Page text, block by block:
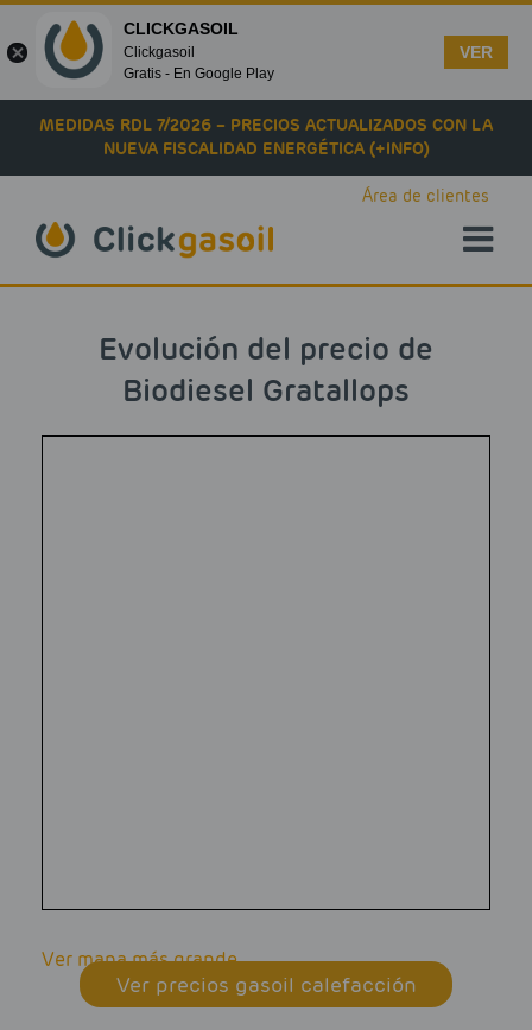
Skip to main content
MEDIDAS RDL 7/2026 – PRECIOS ACTUALIZADOS CON LA
NUEVA FISCALIDAD ENERGÉTICA (+INFO)
Área de clientes
Evolución del precio de
Biodiesel Gratallops
Ver mapa más grande
Ver precios gasoil calefacción
CLICKGASOIL
Clickgasoil
Gratis - En Google Play
VER